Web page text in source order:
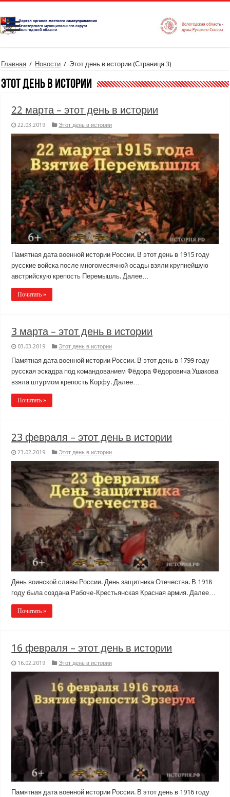
Главная / Новости / Этот день в истории (Страница 3)
Этот день в истории
22 марта – этот день в истории
22.03.2019 Этот день в истории
Памятная дата военной истории России. В этот день в 1915 году
русские войска после многомесячной осады взяли крупнейшую
австрийскую крепость Перемышль. Далее…
Почитать »
3 марта – этот день в истории
03.03.2019 Этот день в истории
Памятная дата военной истории России. В этот день в 1799 году
русская эскадра под командованием Фёдора Фёдоровича Ушакова
взяла штурмом крепость Корфу. Далее…
Почитать »
23 февраля – этот день в истории
23.02.2019 Этот день в истории
День воинской славы России. День защитника Отечества. В 1918
году была создана Рабоче-Крестьянская Красная армия. Далее…
Почитать »
16 февраля – этот день в истории
16.02.2019 Этот день в истории
Памятная дата военной истории России. В этот день в 1916 году